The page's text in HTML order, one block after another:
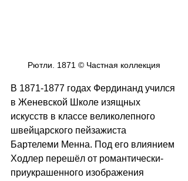
Рютли. 1871 © Частная коллекция
В 1871-1877 годах Фердинанд учился
в Женевской Школе изящных
искусств в классе великолепного
швейцарского пейзажиста
Бартелеми Менна. Под его влиянием
Ходлер перешёл от романтически-
приукрашенного изображения